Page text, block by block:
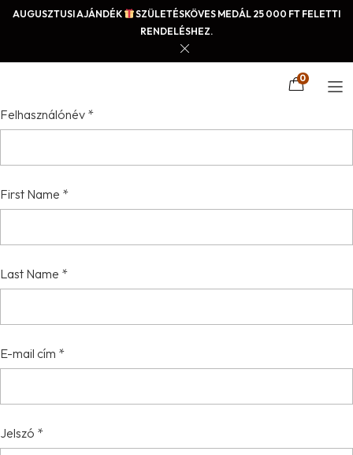
AUGUSZTUSI AJÁNDÉK
SZÜLETÉSKÖVES MEDÁL 25 000 FT FELETTI
RENDELÉSHEZ.
0
Felhasználónév *
First Name *
Last Name *
E-mail cím *
Jelszó *